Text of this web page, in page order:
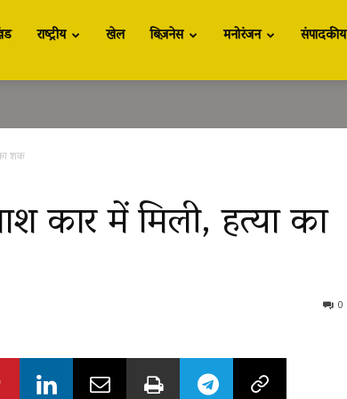
राष्ट्रीय खेल बिज़नेस मनोरंजन संपादकीय
शक
कार में मिली, हत्या का
0